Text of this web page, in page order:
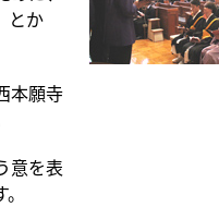
とか
本願寺
意を表